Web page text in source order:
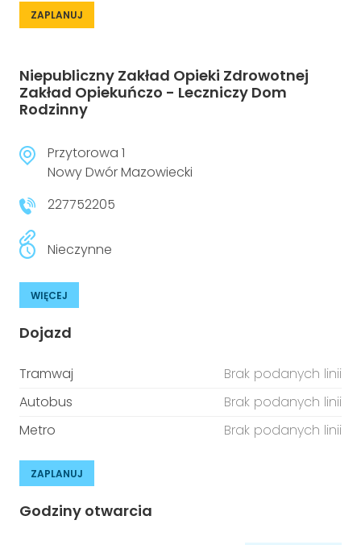
ZAPLANUJ
Niepubliczny Zakład Opieki Zdrowotnej
Zakład Opiekuńczo - Leczniczy Dom
Rodzinny
Przytorowa 1
Nowy Dwór Mazowiecki
227752205
Nieczynne
WIĘCEJ
Dojazd
Tramwaj
Brak podanych linii
Autobus
Brak podanych linii
Metro
Brak podanych linii
ZAPLANUJ
Godziny otwarcia